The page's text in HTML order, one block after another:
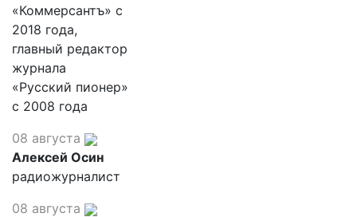
«Коммерсантъ» с
2018 года,
главный редактор
журнала
«Русский пионер»
с 2008 года
08 августа
Алексей Осин
радиожурналист
08 августа